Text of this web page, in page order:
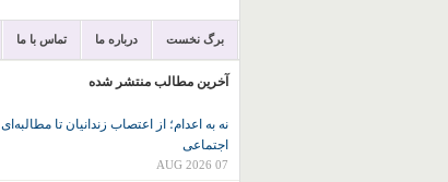
برگ نخست درباره ما تماس با ما
آخرین مطالب منتشر شده
نه به اعدام؛ از اعتصاب زندانیان تا مطالبه‌ای
اجتماعی
07 AUG 2026